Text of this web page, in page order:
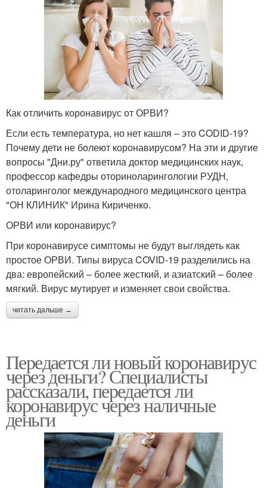
Как отличить коронавирус от ОРВИ?
Если есть температура, но нет кашля – это CODID-19?
Почему дети не болеют коронавирусом? На эти и другие
вопросы "Дни.ру" ответила доктор медицинских наук,
профессор кафедры оториноларингологии РУДН,
отоларинголог международного медицинского центра
"ОН КЛИНИК" Ирина Кириченко.
ОРВИ или коронавирус?
При коронавирусе симптомы не будут выглядеть как
простое ОРВИ. Типы вируса COVID-19 разделились на
два: европейский – более жесткий, и азиатский – более
мягкий. Вирус мутирует и изменяет свои свойства.
читать дальше →
Передается ли новый коронавирус
через деньги? Специалисты
рассказали, передается ли
коронавирус через наличные
деньги